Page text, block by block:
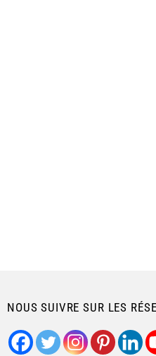
NOUS SUIVRE SUR LES